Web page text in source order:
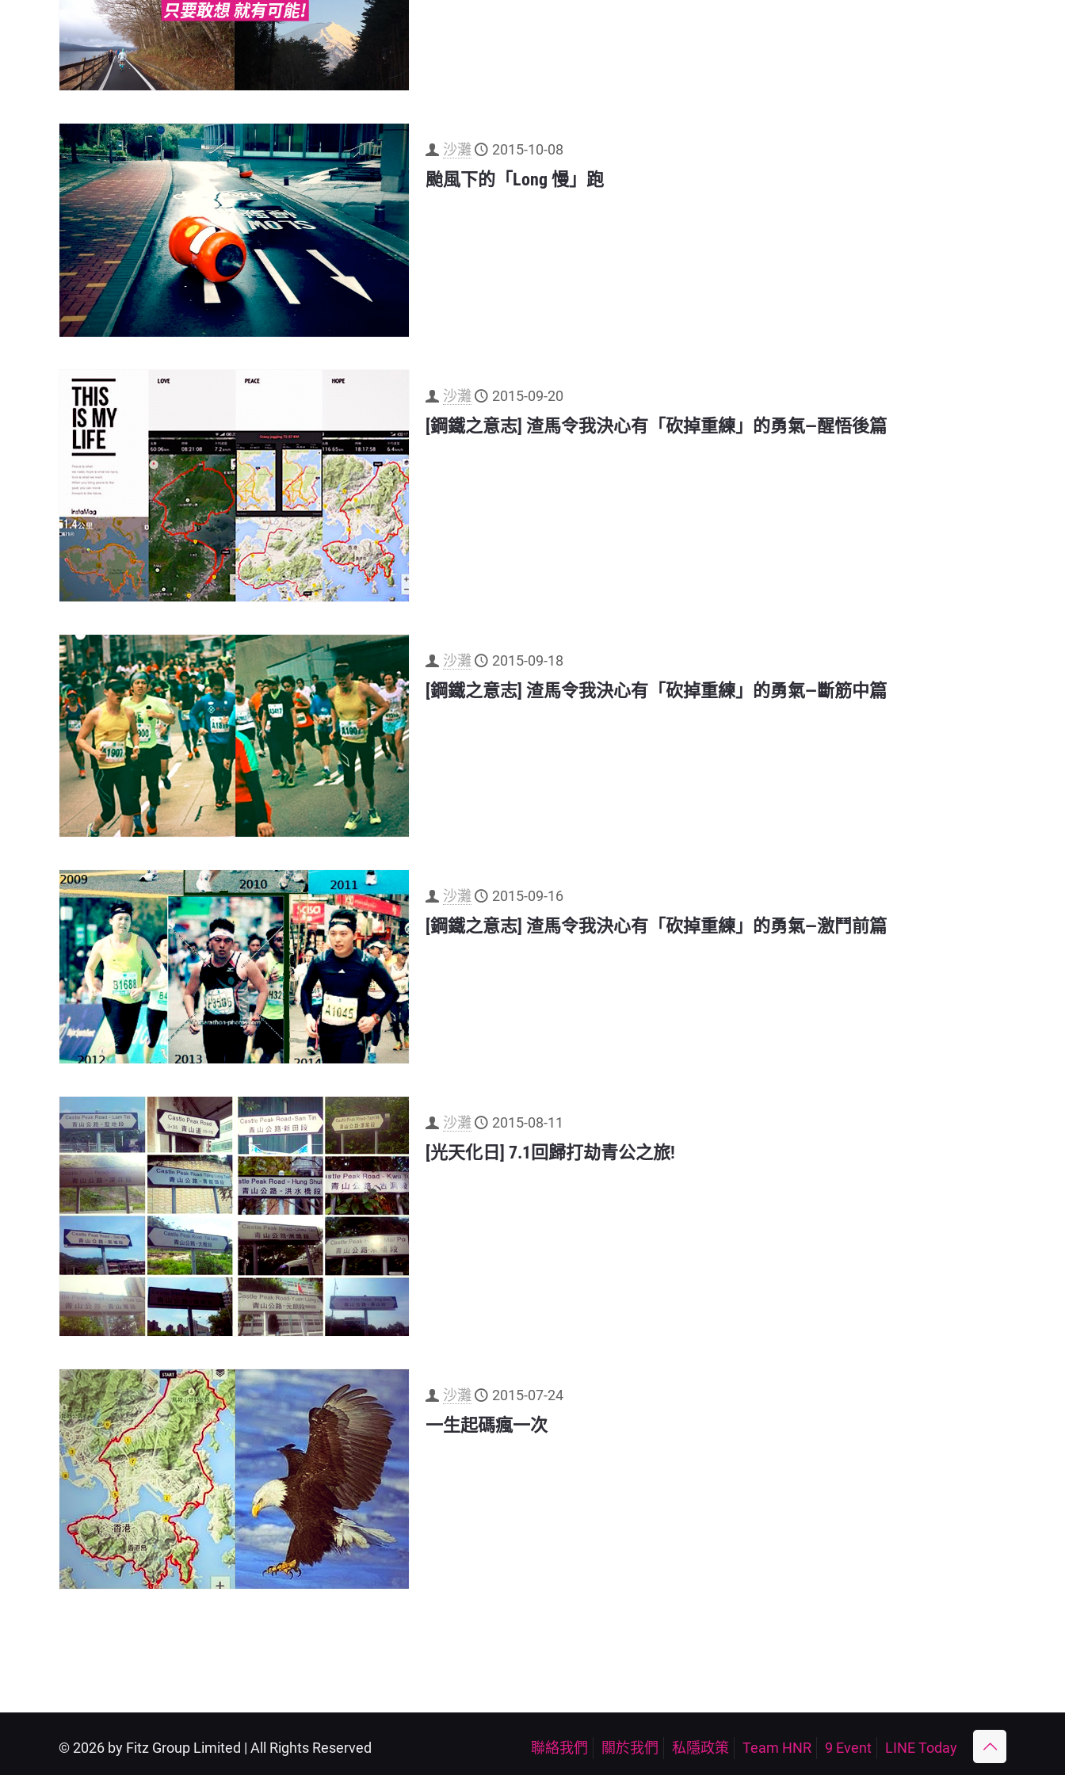
沙灘 2015-10-08
颱風下的「Long 慢」跑
沙灘 2015-09-20
[鋼鐵之意志] 渣馬令我決心有「砍掉重練」的勇氣—醒悟後篇
沙灘 2015-09-18
[鋼鐵之意志] 渣馬令我決心有「砍掉重練」的勇氣—斷筋中篇
沙灘 2015-09-16
[鋼鐵之意志] 渣馬令我決心有「砍掉重練」的勇氣—激鬥前篇
沙灘 2015-08-11
[光天化日] 7.1回歸打劫青公之旅!
沙灘 2015-07-24
一生起碼瘋一次
© 2026 by Fitz Group Limited | All Rights Reserved 聯絡我們 關於我們 私隱政策 Team HNR 9 Event LINE Today